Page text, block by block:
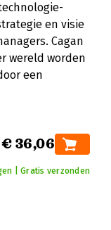
en visie
Cagan
wereld worden
een
€ 36,06
| Gratis verzonden